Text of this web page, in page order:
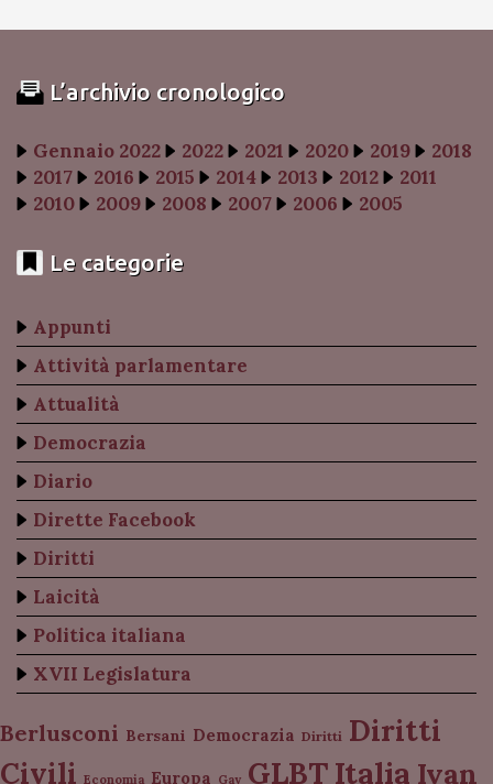
L’archivio cronologico
Gennaio 2022 2022 2021 2020 2019
2018
2017
2016 2015 2014 2013 2012
2011
2010
2009 2008 2007 2006 2005
Le categorie
Appunti
Attività parlamentare
Attualità
Democrazia
Diario
Dirette Facebook
Diritti
Laicità
Politica italiana
XVII Legislatura
Berlusconi Bersani Democrazia Diritti Diritti
Civili Economia Europa Gay GLBT Italia Ivan